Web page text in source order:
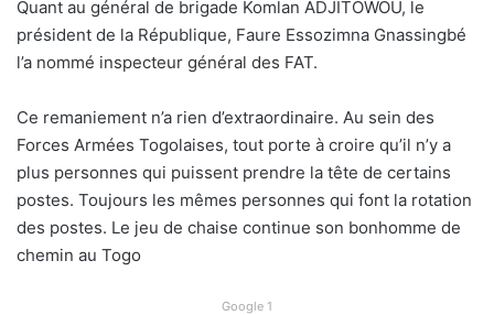
Quant au général de brigade Komlan ADJITOWOU, le
président de la République, Faure Essozimna Gnassingbé
l’a nommé inspecteur général des FAT.
Ce remaniement n’a rien d’extraordinaire. Au sein des
Forces Armées Togolaises, tout porte à croire qu’il n’y a
plus personnes qui puissent prendre la tête de certains
postes. Toujours les mêmes personnes qui font la rotation
des postes. Le jeu de chaise continue son bonhomme de
chemin au Togo
Google 1